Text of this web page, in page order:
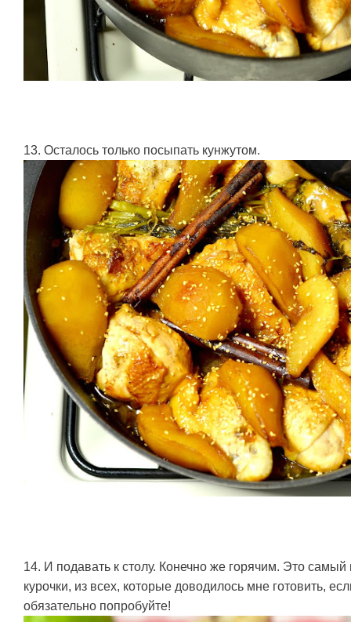
13. Осталось только посыпать кунжутом.
14. И подавать к столу. Конечно же горячим. Это самый
курочки, из всех, которые доводилось мне готовить,
обязательно попробуйте!